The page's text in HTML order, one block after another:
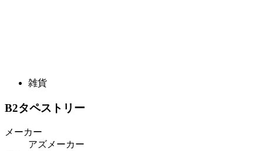
雑貨
B2タペストリー
メーカー
アズメーカー